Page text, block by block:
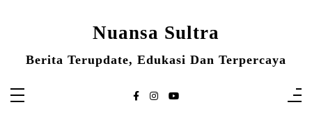
Nuansa Sultra
Berita Terupdate, Edukasi Dan Terpercaya